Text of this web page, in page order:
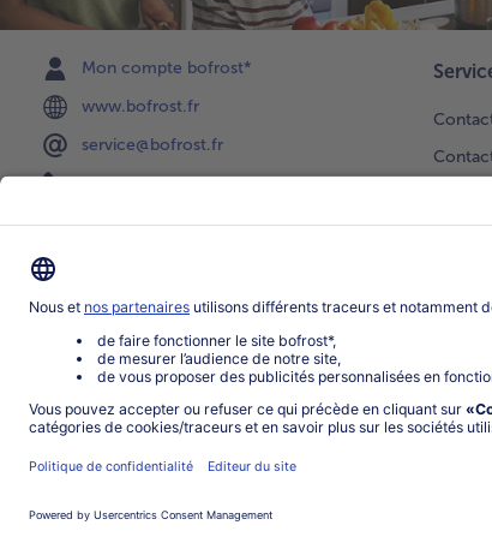
Mon compte bofrost*
www.bofrost.fr
service@bofrost.fr
0801 902 406
Notre